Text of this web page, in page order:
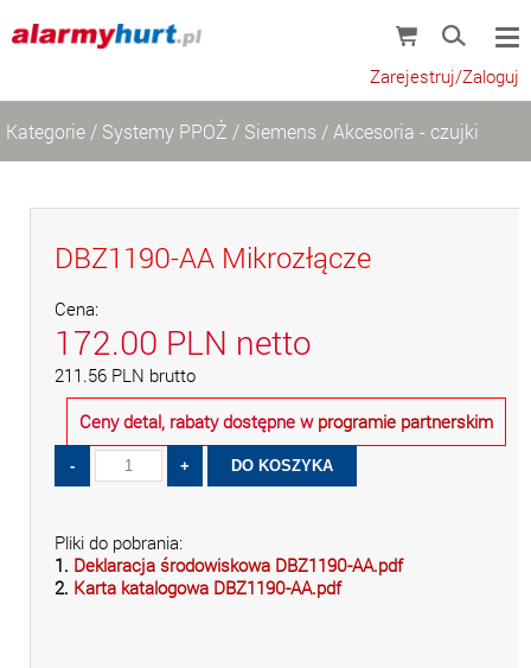
Zarejestruj/Zaloguj
Kategorie / Systemy PPOŻ / Siemens / Akcesoria - czujki
DBZ1190-AA Mikrozłącze
Cena:
172.00 PLN netto
211.56 PLN brutto
Ceny detal, rabaty dostępne w programie partnerskim
Pliki do pobrania:
1. Deklaracja środowiskowa DBZ1190-AA.pdf
2. Karta katalogowa DBZ1190-AA.pdf